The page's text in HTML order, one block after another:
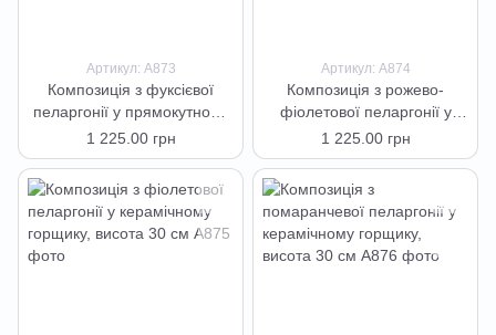
Артикул: А873
Композиція з фуксієвої
пеларгонії у прямокутному
вазоні, висота 35 см
1 225.00 грн
Артикул: А874
Композиція з рожево-
фіолетової пеларгонії у
прямокутному вазоні,
висота 35 см
1 225.00 грн